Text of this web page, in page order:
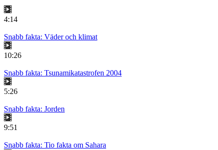
4:14
Snabb fakta: Väder och klimat
10:26
Snabb fakta: Tsunamikatastrofen 2004
5:26
Snabb fakta: Jorden
9:51
Snabb fakta: Tio fakta om Sahara